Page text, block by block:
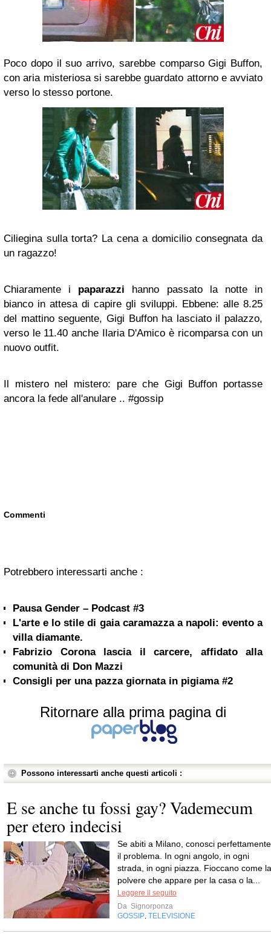
Poco dopo il suo arrivo, sarebbe comparso Gigi Buffon,
con aria misteriosa si sarebbe guardato attorno e avviato
verso lo stesso portone.
Ciliegina sulla torta? La cena a domicilio consegnata da
un ragazzo!
Chiaramente i paparazzi hanno passato la notte in
bianco in attesa di capire gli sviluppi. Ebbene: alle 8.25
del mattino seguente, Gigi Buffon ha lasciato il palazzo,
verso le 11.40 anche Ilaria D'Amico è ricomparsa con un
nuovo outfit.
Il mistero nel mistero: pare che Gigi Buffon portasse
ancora la fede all'anulare .. #gossip
Commenti
Potrebbero interessarti anche :
Pausa Gender – Podcast #3
L'arte e lo stile di gaia caramazza a napoli: evento a
villa diamante.
Fabrizio Corona lascia il carcere, affidato alla
comunità di Don Mazzi
Consigli per una pazza giornata in pigiama #2
Ritornare alla prima pagina di
Possono interessarti anche questi articoli :
E se anche tu fossi gay? Vademecum
per etero indecisi
Se abiti a Milano, conosci perfettamente
il problema. In ogni angolo, in ogni
strada, in ogni piazza. Fioccano come la
polvere che appare per la casa o la...
Leggere il seguito
Da Signorponza
GOSSIP TELEVISIONE